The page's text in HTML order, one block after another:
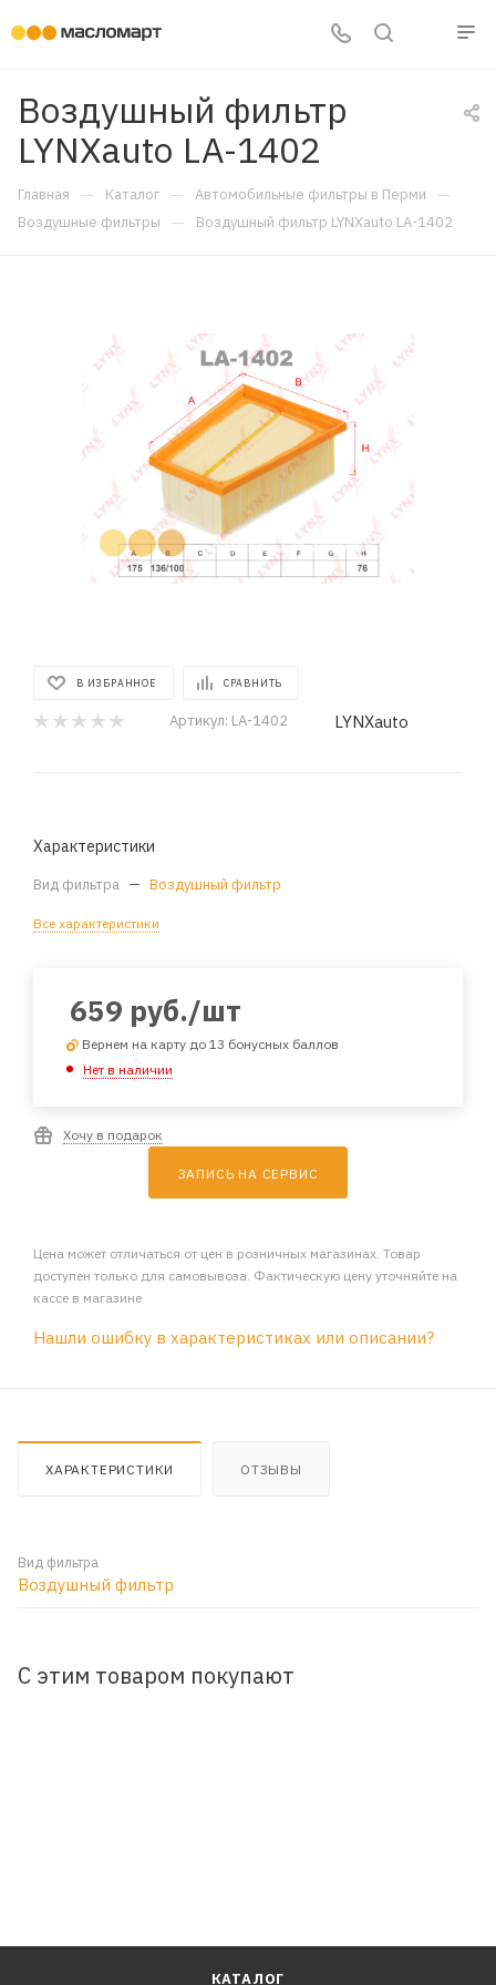
Воздушный фильтр
LYNXauto LA-1402
Главная — Каталог — Автомобильные фильтры в Перми —
Воздушные фильтры — Воздушный фильтр LYNXauto LA-1402
В ИЗБРАННОЕ СРАВНИТЬ
Артикул: LA-1402 LYNXauto
Характеристики
Вид фильтра — Воздушный фильтр
Все характеристики
659 руб./шт
Вернем на карту до 13 бонусных баллов
Нет в наличии
Хочу в подарок
ЗАПИСЬ НА СЕРВИС
Цена может отличаться от цен в розничных магазинах. Товар
доступен только для самовывоза. Фактическую цену уточняйте на
кассе в магазине
Нашли ошибку в характеристиках или описании?
ХАРАКТЕРИСТИКИ ОТЗЫВЫ
Вид фильтра
Воздушный фильтр
С этим товаром покупают
КАТАЛОГ